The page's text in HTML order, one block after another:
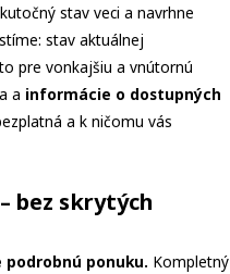
stav veci a navrhne
stav aktuálnej
pre vonkajšiu a vnútornú
a informácie o dostupných
a k ničomu vás
bez skrytých
podrobnú ponuku. Kompletný